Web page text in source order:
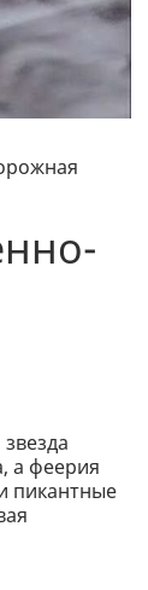
а феерия
пикантные